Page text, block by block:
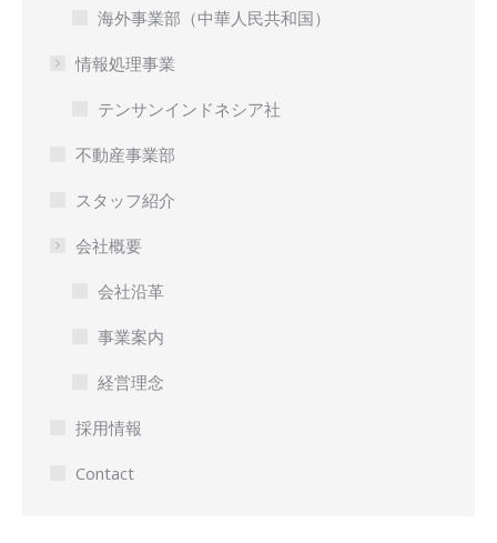
海外事業部（中華人民共和国）
情報処理事業
テンサンインドネシア社
不動産事業部
スタッフ紹介
会社概要
会社沿革
事業案内
経営理念
採用情報
Contact